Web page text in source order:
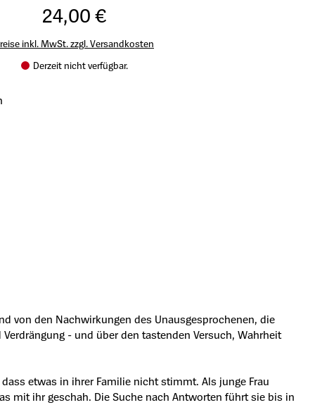
24,00 €
inkl. MwSt. zzgl. Versandkosten
Derzeit nicht verfügbar.
von den Nachwirkungen des Unausgesprochenen, die
- und über den tastenden Versuch, Wahrheit
etwas in ihrer Familie nicht stimmt. Als junge Frau
mit ihr geschah. Die Suche nach Antworten führt sie bis in